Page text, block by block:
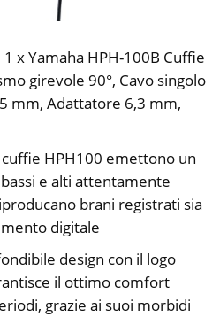
x Yamaha HPH-100B Cuffie
girevole 90°, Cavo singolo
mm, Adattatore 6,3 mm,
HPH100 emettono un
e alti attentamente
brani registrati sia
digitale
design con il logo
il ottimo comfort
grazie ai suoi morbidi